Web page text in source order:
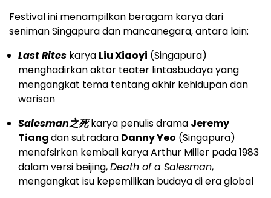
Festival ini menampilkan beragam karya dari
seniman Singapura dan mancanegara, antara lain:
Last Rites karya Liu Xiaoyi (Singapura)
menghadirkan aktor teater lintasbudaya yang
mengangkat tema tentang akhir kehidupan dan
warisan
Salesman之死karya penulis drama Jeremy
Tiangdan sutradara Danny Yeo (Singapura)
menafsirkan kembali karya Arthur Miller pada 1983
dalam versi beijing,Death of a Salesman,
mengangkat isu kepemilikan budaya di era global